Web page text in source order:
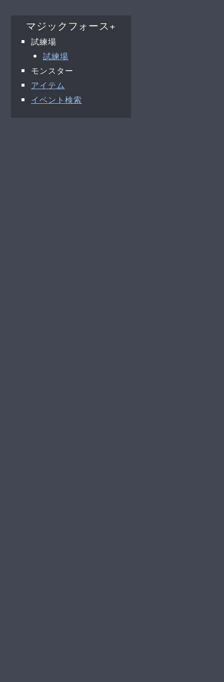
マジックフォース+
試練場
試練場
モンスター
アイテム
イベント検索